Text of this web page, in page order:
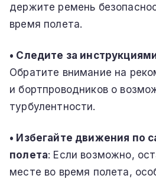
держите ремень
время полета.
• Следите за
Обратите внимание на
и бортпроводников о
турбулентности.
• Избегайте движения по
полета: Если возможно,
месте во время полета,